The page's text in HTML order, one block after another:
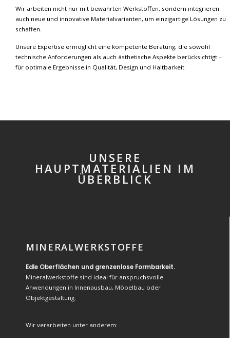
Wir arbeiten nicht nur mit bewährten Werkstoffen, sondern integrieren
auch neue und innovative Materialvarianten, um einzigartige Lösungen zu
schaffen.
Unsere Expertise ermöglicht eine kompetente Beratung, die sowohl
technische Anforderungen als auch ästhetische Aspekte berücksichtigt –
für optimale Ergebnisse in Qualität, Design und Haltbarkeit.
UNSERE
HAUPTMATERIALIEN IM
ÜBERBLICK
MINERALWERKSTOFFE
Edle Oberflächen und grenzenlose Formbarkeit.
Mineralwerkstoffe sind ideal für anspruchsvolle
Anwendungen in Innenausbau, Möbelbau oder
Objektgestaltung.
Wir verarbeiten unter anderem: